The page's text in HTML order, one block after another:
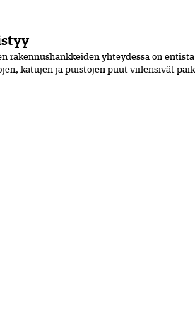
rakennushankkeiden yhteydessä on
katujen ja puistojen puut viilensivät